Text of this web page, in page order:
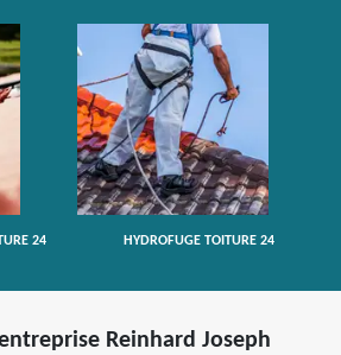
24 HYDROFUGE TOITURE 24
Reinhard Joseph